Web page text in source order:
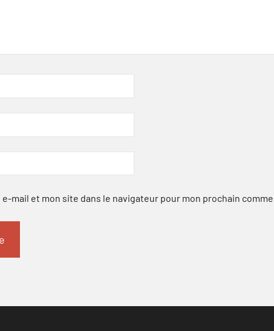
mail et mon site dans le navigateur pour mon prochain